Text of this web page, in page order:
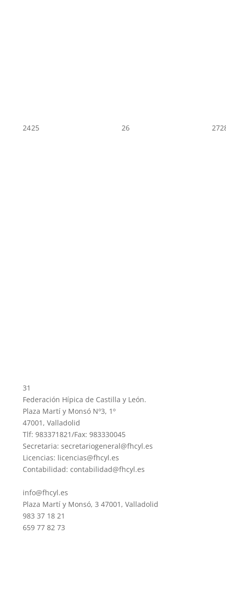
2425 26 27
31
Federación Hípica de Castilla y León.
Plaza Martí y Monsó Nº3, 1º
47001, Valladolid
Tlf: 983371821/Fax: 983330045
Secretaria: secretariogeneral@fhcyl.es
Licencias: licencias@fhcyl.es
Contabilidad: contabilidad@fhcyl.es
info@fhcyl.es
Plaza Martí y Monsó, 3 47001, Valladolid
983 37 18 21
659 77 82 73